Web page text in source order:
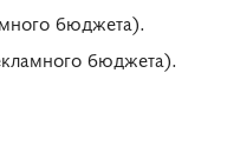
бюджета).
бюджета).